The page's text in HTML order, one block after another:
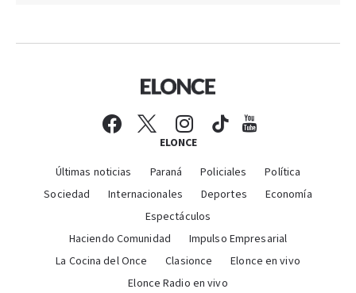
ELONCE
Últimas noticias Paraná Policiales
Política
Sociedad
Internacionales Deportes
Economía
Espectáculos
Haciendo Comunidad
Impulso Empresarial
La Cocina del Once
Clasionce
Elonce en vivo
Elonce Radio en vivo